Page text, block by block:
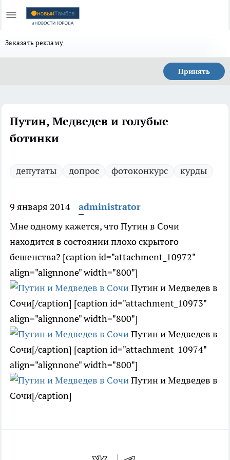
Заказать рекламу
Принять
Путин, Медведев и голубые
ботинки
депутаты допрос фотоконкурс курды
9 января 2014
administrator
Мне одному кажется, что Путин в Сочи
находится в состоянии плохо скрытого
бешенства? [caption id="attachment_10972"
align="alignnone" width="800"]
Путин и Медведев в
Сочи[/caption] [caption id="attachment_10973"
align="alignnone" width="800"]
Путин и Медведев в
Сочи[/caption] [caption id="attachment_10974"
align="alignnone" width="800"]
Путин и Медведев в
Сочи[/caption]